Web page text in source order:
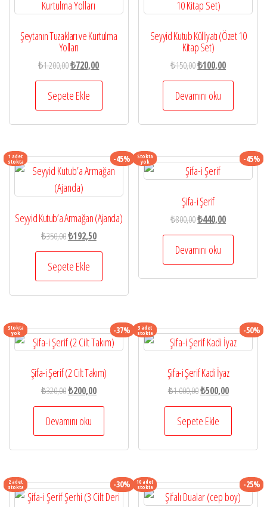
Şeytanın Tuzakları ve Kurtulma
Yolları
₺1.200,00Orijinal
fiyat:
₺1.200,00.
₺720,00Şu
andaki
₺720,00.
Sepete Ekle
Seyyid Kutub Külliyatı (Özet 10
Kitap Set)
₺150,00Orijinal
fiyat:
₺150,00.
₺100,00Şu
andaki
₺100,00.
Devamını oku
1 adet
stokta -45%
Seyyid Kutub’a Armağan (Ajanda)
₺350,00Orijinal
fiyat:
₺350,00.
₺192,50Şu
andaki
₺192,50.
Sepete Ekle
Stokta
yok -45%
Şifa-i Şerif
₺800,00Orijinal
fiyat:
₺800,00.
₺440,00Şu
andaki
₺440,00.
Devamını oku
Stokta
yok -37%
Şifa-i Şerif (2 Cilt Takım)
₺320,00Orijinal
fiyat:
₺320,00.
₺200,00Şu
andaki
₺200,00.
Devamını oku
3 adet
stokta -50%
Şifa-i Şerif Kadi İyaz
₺1.000,00Orijinal
fiyat:
₺1.000,00.
₺500,00Şu
andaki
₺500,00.
Sepete Ekle
2 adet
stokta -30% 10 adet
stokta -25%